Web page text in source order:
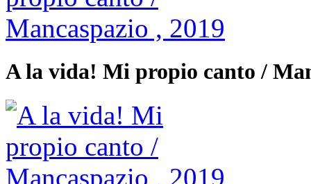
A la vida! Mi propio canto /